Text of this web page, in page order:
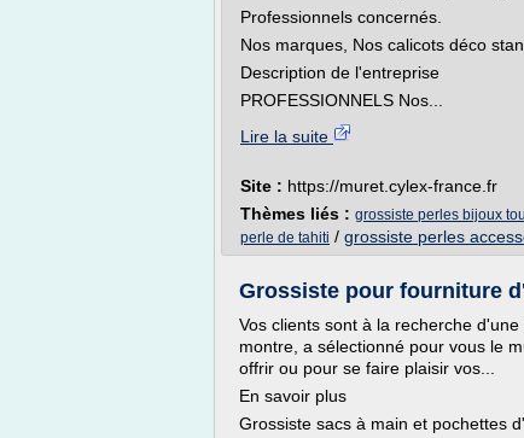
Professionnels concernés.
Nos marques, Nos calicots déco
Description de l'entreprise
PROFESSIONNELS Nos...
Lire la suite
Site : https://muret.cylex-france.fr
Thèmes liés : grossiste perles bijoux
perle de tahiti / grossiste perles
Grossiste pour fourniture
Vos clients sont à la recherche
montre, a sélectionné pour vous le
offrir ou pour se faire plaisir vos...
En savoir plus
Grossiste sacs à main et pochettes